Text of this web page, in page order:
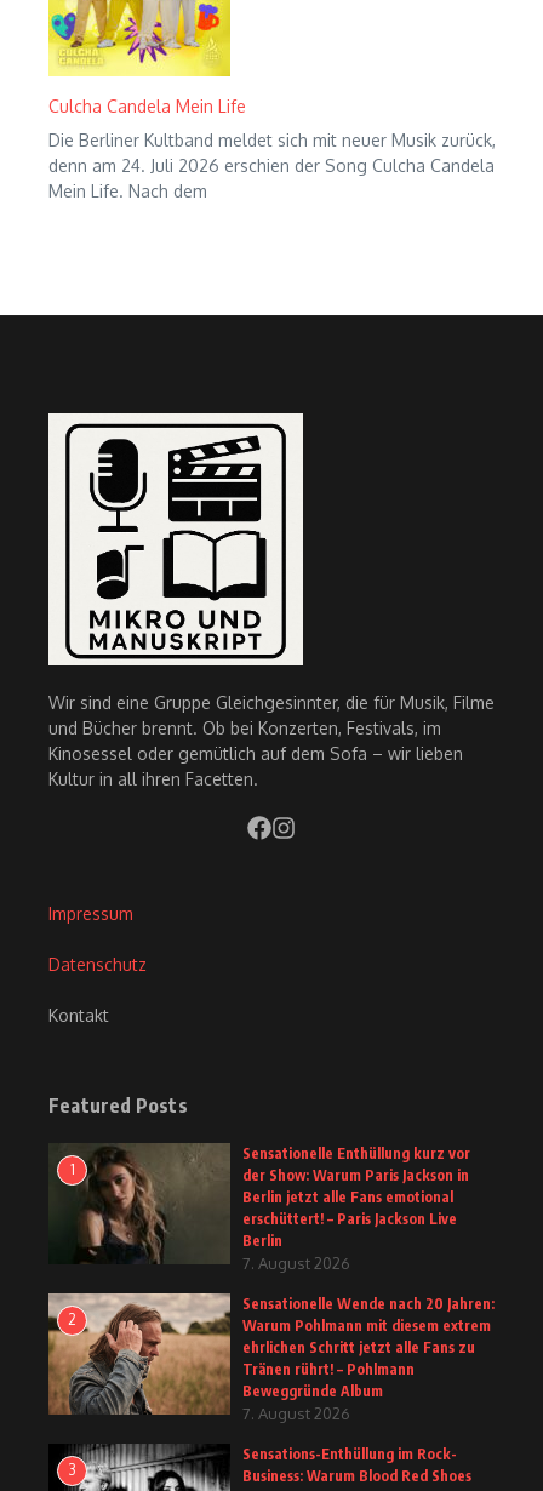
Culcha Candela Mein Life
Die Berliner Kultband meldet sich mit neuer Musik zurück,
denn am 24. Juli 2026 erschien der Song Culcha Candela
Mein Life. Nach dem
Wir sind eine Gruppe Gleichgesinnter, die für Musik, Filme
und Bücher brennt. Ob bei Konzerten, Festivals, im
Kinosessel oder gemütlich auf dem Sofa – wir lieben
Kultur in all ihren Facetten.
Impressum
Datenschutz
Kontakt
Featured Posts
1
Sensationelle Enthüllung kurz vor
der Show: Warum Paris Jackson in
Berlin jetzt alle Fans emotional
erschüttert! – Paris Jackson Live
Berlin
7. August 2026
2
Sensationelle Wende nach 20 Jahren:
Warum Pohlmann mit diesem extrem
ehrlichen Schritt jetzt alle Fans zu
Tränen rührt! – Pohlmann
Beweggründe Album
7. August 2026
3
Sensations-Enthüllung im Rock-
Business: Warum Blood Red Shoes